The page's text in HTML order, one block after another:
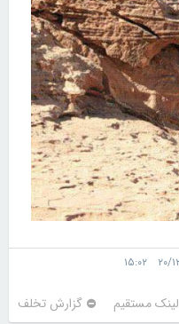
لینک مستقیم گزارش تخلف